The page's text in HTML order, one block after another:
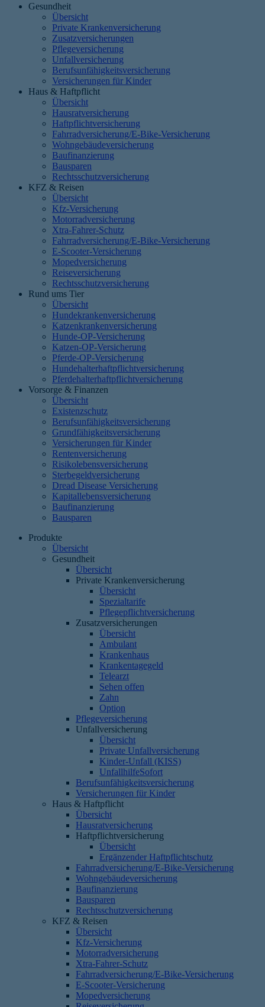
Gesundheit
Übersicht
Private Krankenversicherung
Zusatzversicherungen
Pflegeversicherung
Unfallversicherung
Berufsunfähigkeitsversicherung
Versicherungen für Kinder
Haus & Haftpflicht
Übersicht
Hausratversicherung
Haftpflichtversicherung
Fahrradversicherung/E-Bike-Versicherung
Wohngebäudeversicherung
Baufinanzierung
Bausparen
Rechtsschutzversicherung
KFZ & Reisen
Übersicht
Kfz-Versicherung
Motorradversicherung
Xtra-Fahrer-Schutz
Fahrradversicherung/E-Bike-Versicherung
E-Scooter-Versicherung
Mopedversicherung
Reiseversicherung
Rechtsschutzversicherung
Rund ums Tier
Übersicht
Hundekrankenversicherung
Katzenkrankenversicherung
Hunde-OP-Versicherung
Katzen-OP-Versicherung
Pferde-OP-Versicherung
Hundehalterhaftpflichtversicherung
Pferdehalterhaftpflichtversicherung
Vorsorge & Finanzen
Übersicht
Existenzschutz
Berufsunfähigkeitsversicherung
Grundfähigkeitsversicherung
Versicherungen für Kinder
Rentenversicherung
Risikolebensversicherung
Sterbegeldversicherung
Dread Disease Versicherung
Kapitallebensversicherung
Baufinanzierung
Bausparen
Produkte
Übersicht
Gesundheit
Übersicht
Private Krankenversicherung
Übersicht
Spezialtarife
Pflegepflichtversicherung
Zusatzversicherungen
Übersicht
Ambulant
Krankenhaus
Krankentagegeld
Telearzt
Sehen offen
Zahn
Option
Pflegeversicherung
Unfallversicherung
Übersicht
Private Unfallversicherung
Kinder-Unfall (KISS)
UnfallhilfeSofort
Berufsunfähigkeitsversicherung
Versicherungen für Kinder
Haus & Haftpflicht
Übersicht
Hausratversicherung
Haftpflichtversicherung
Übersicht
Ergänzender Haftpflichtschutz
Fahrradversicherung/E-Bike-Versicherung
Wohngebäudeversicherung
Baufinanzierung
Bausparen
Rechtsschutzversicherung
KFZ & Reisen
Übersicht
Kfz-Versicherung
Motorradversicherung
Xtra-Fahrer-Schutz
Fahrradversicherung/E-Bike-Versicherung
E-Scooter-Versicherung
Mopedversicherung